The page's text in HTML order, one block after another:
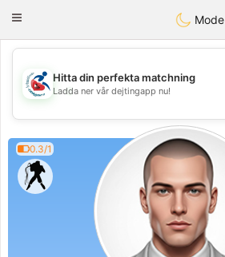
Handi Space
Toggle
Mode
💖
💕
Hitta din perfekta matchning
Ladda ner vår dejtingapp nu!
0.3/1